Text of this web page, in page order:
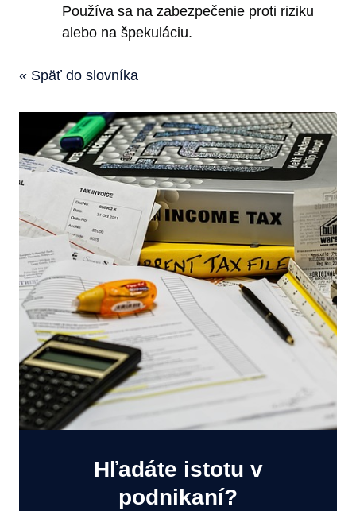
Používa sa na zabezpečenie proti riziku
alebo na špekuláciu.
« Späť do slovníka
Hľadáte istotu v
podnikaní?